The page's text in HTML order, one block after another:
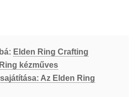
Elden Ring Crafting
kézműves
Az Elden Ring